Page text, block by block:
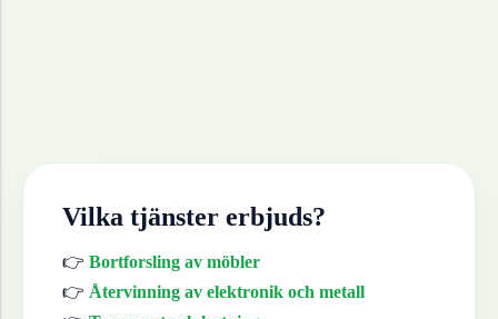
Vilka tjänster erbjuds?
👉 Bortforsling av möbler
👉 Återvinning av elektronik och metall